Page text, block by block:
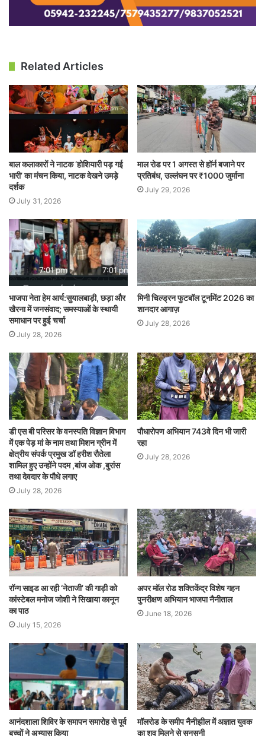
Related Articles
बाल कलाकारों ने नाटक ‘होशियारी पड़ गई
भारी’ का मंचन किया, नाटक देखने उमड़े
दर्शक
July 31, 2026
माल रोड पर 1 अगस्त से हॉर्न बजाने पर
प्रतिबंध, उल्लंघन पर ₹1000 जुर्माना
July 29, 2026
भाजपा नेता हेम आर्य:सुयालबाड़ी, छड़ा और
खैरना में जनसंवाद; समस्याओं के स्थायी
समाधान पर हुई चर्चा
July 28, 2026
मिनी चिल्ड्रन फुटबॉल टूर्नामेंट 2026 का
शानदार आगाज़
July 28, 2026
डी एस बी परिसर के वनस्पति विज्ञान विभाग
में एक पेड़ मां के नाम तथा मिशन ग्रीन में
क्षेत्रीय संपर्क प्रमुख डॉ हरीश रौतेला
शामिल हुए उन्होंने पदम ,बांज ओक ,बुरांस
तथा देवदार के पौधे लगाए
July 28, 2026
पौधारोपण अभियान 743वे दिन भी जारी
रहा
July 28, 2026
रॉन्ग साइड आ रही ‘नेताजी’ की गाड़ी को
कांस्टेबल मनोज जोशी ने सिखाया कानून
का पाठ
July 15, 2026
अपर मॉल रोड शक्तिकेंद्र विशेष गहन
पुनरीक्षण अभियान भाजपा नैनीताल
June 18, 2026
आनंदशाला शिविर के समापन समारोह से पूर्व
बच्चों ने अभ्यास किया
मॉलरोड के समीप नैनीझील में अज्ञात युवक
का शव मिलने से सनसनी